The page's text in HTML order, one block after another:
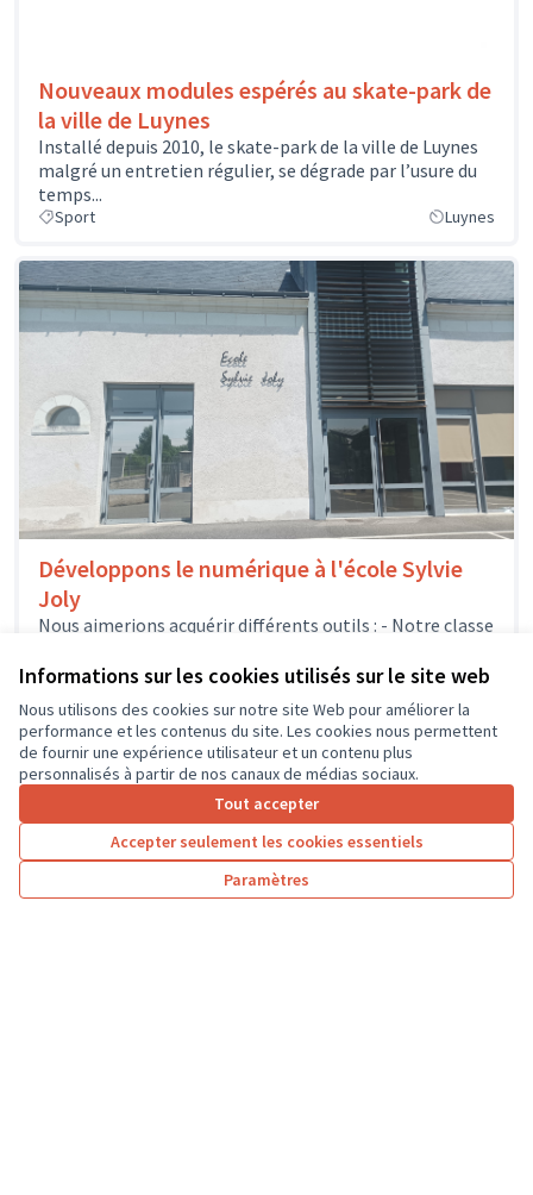
Informations sur les cookies utilisés sur le site web
Nous utilisons des cookies sur notre site Web pour améliorer la
performance et les contenus du site. Les cookies nous permettent
de fournir une expérience utilisateur et un contenu plus
personnalisés à partir de nos canaux de médias sociaux.
Tout accepter
Accepter seulement les cookies essentiels
Paramètres
Nouveaux modules espérés au skate-park de
la ville de Luynes
Installé depuis 2010, le skate-park de la ville de Luynes
malgré un entretien régulier, se dégrade par l’usure du
temps...
Sport Luynes
Développons le numérique à l'école Sylvie
Joly
Nous aimerions acquérir différents outils : - Notre classe
ordinateurs portables, afin que les élèves...
Résultats par page : 50
3 … 7